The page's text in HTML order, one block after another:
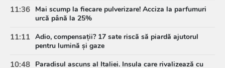
11:36 Mai scump la fiecare pulverizare! Acciza la parfumuri
urcă până la 25%
11:11 Adio, compensații? 17 sate riscă să piardă ajutorul
pentru lumină și gaze
10:48 Paradisul ascuns al Italiei. Insula care rivalizează cu